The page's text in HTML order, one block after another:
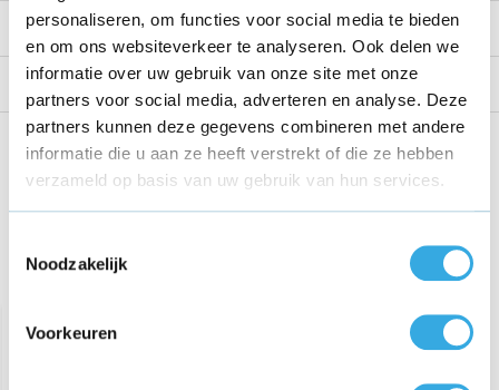
personaliseren, om functies voor social media te bieden
en om ons websiteverkeer te analyseren. Ook delen we
informatie over uw gebruik van onze site met onze
partners voor social media, adverteren en analyse. Deze
partners kunnen deze gegevens combineren met andere
informatie die u aan ze heeft verstrekt of die ze hebben
verzameld op basis van uw gebruik van hun services.
Noodzakelijk
Voorkeuren
Productomschrijving
Reviews
Share this product!
Recent bekeken